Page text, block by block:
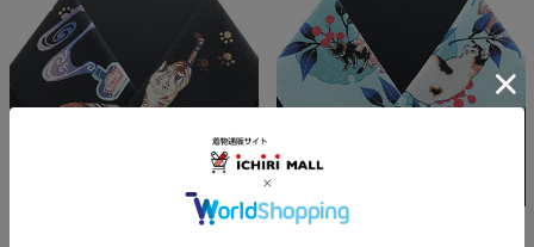
シルジェリー半衿 （猫の手紙）
シルジェリー半衿 （猫と南天）